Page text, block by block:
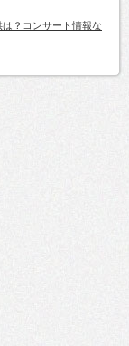
？コンサート情報な